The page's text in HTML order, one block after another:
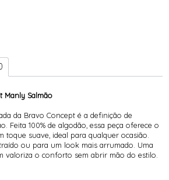
Manly Salmão
da Bravo Concept é a definição de
Feita 100% de algodão, essa peça oferece o
toque suave, ideal para qualquer ocasião.
ou para um look mais arrumado. Uma
valoriza o conforto sem abrir mão do estilo.